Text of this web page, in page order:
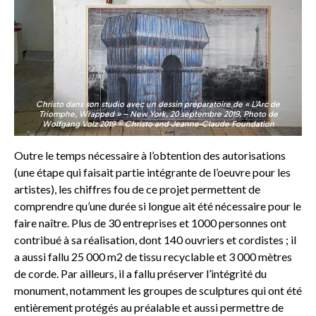
Christo dans son studio avec un dessin préparatoire de « L’Arc de
Triomphe, Wrapped » – New York, 20 septembre 2019, Photo de
Wolfgang Volz 2019 © Christo and Jeanne-Claude Foundation
Outre le temps nécessaire à l’obtention des autorisations
(une étape qui faisait partie intégrante de l’oeuvre pour les
artistes), les chiffres fou de ce projet permettent de
comprendre qu’une durée si longue ait été nécessaire pour le
faire naître. Plus de 30 entreprises et 1000 personnes ont
contribué à sa réalisation, dont 140 ouvriers et cordistes ; il
a aussi fallu 25 000 m2 de tissu recyclable et 3 000 mètres
de corde. Par ailleurs, il a fallu préserver l’intégrité du
monument, notamment les groupes de sculptures qui ont été
entièrement protégés au préalable et aussi permettre de